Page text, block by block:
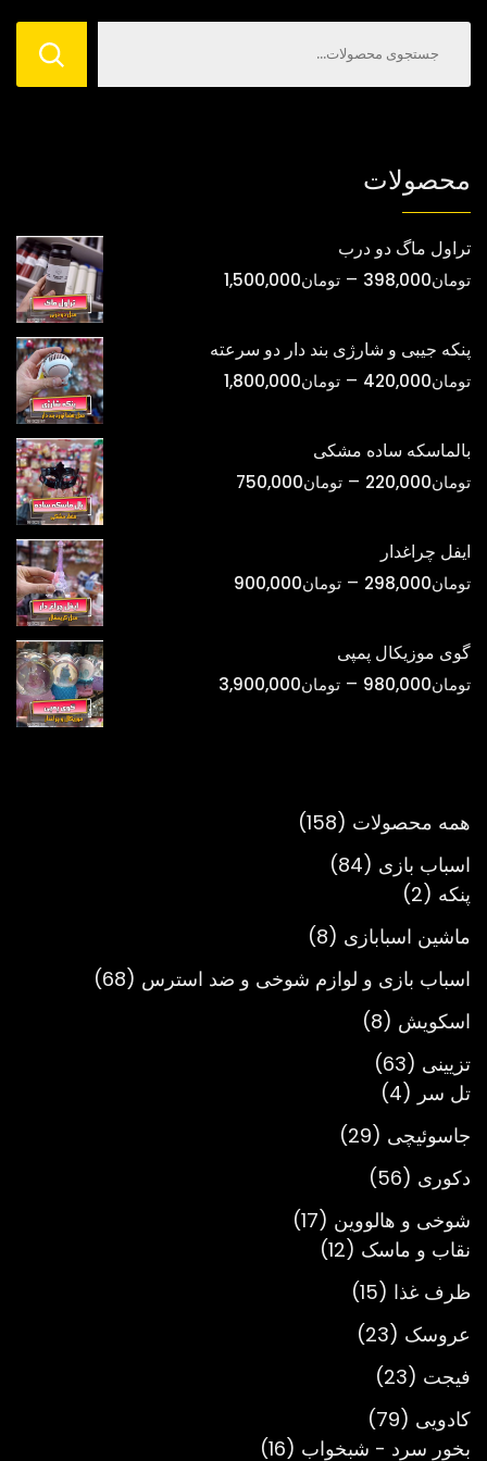
است
در
صفحه
محصولات
تراول ماگ دو درب
تومان398,000
– تومان1,500,000محدوده
پنکه جیبی و شارژی بند دار دو سرعته
تومان420,000
– تومان1,800,000محدوده
تومان420,000
بالماسکه ساده مشکی
تومان220,000
– تومان750,000
تومان750,000
ایفل چراغدار
تومان298,000
– تومان900,000
تومان900,000
گوی موزیکال پمپی
تومان980,000
– تومان3,900,000
همه محصولات
158
158
اسباب بازی 84
84
پنکه 2
2
محصول
ماشین اسبابازی 8
8
اسباب بازی و لوازم شوخی و ضد استرس 68
68
اسکویش 8
8
تزیینی 63
63
محصول
تل سر 4
4
محصول
جاسوئیچی 29
29
دکوری 56
56
محصول
شوخی و هالووین 17
17
نقاب و ماسک 12
12
ظرف غذا 15
15
محصول
عروسک 23
23
فیجت 23
23
محصول
کادویی 79
79
محصول
بخور سرد - شبخواب 16
16